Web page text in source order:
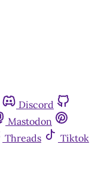
Discord
Mastodon
Threads
Tiktok